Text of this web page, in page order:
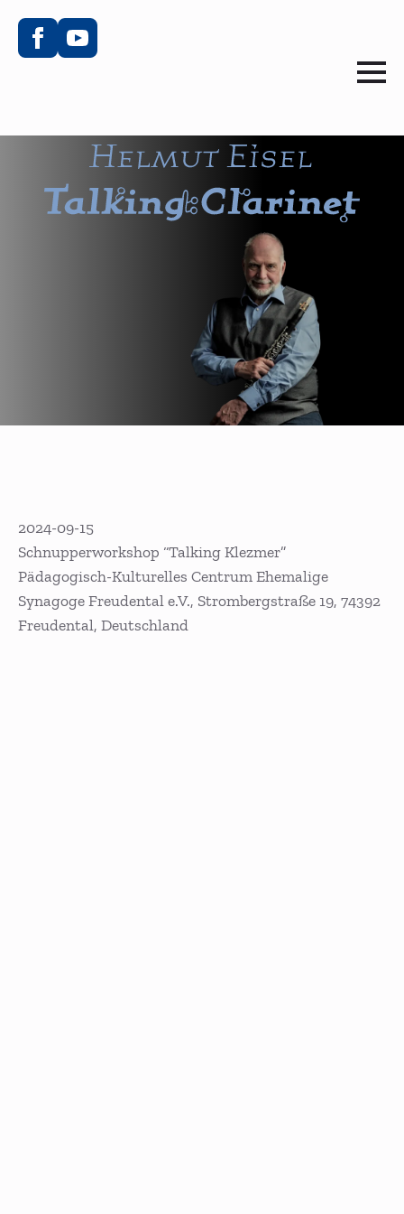
2024-09-15
Schnupperworkshop “Talking Klezmer”
Pädagogisch-Kulturelles Centrum Ehemalige
Synagoge Freudental e.V., Strombergstraße 19, 74392
Freudental, Deutschland